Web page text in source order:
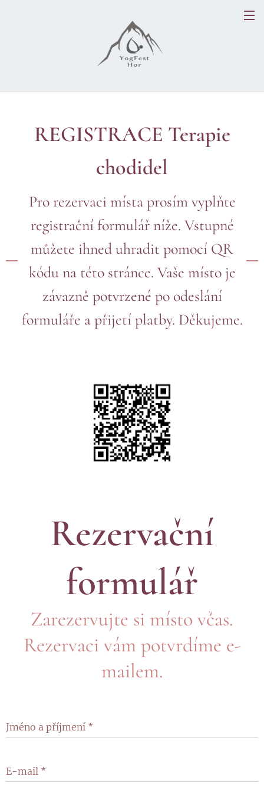
REGISTRACE Terapie
chodidel
Pro rezervaci místa prosím vyplňte
registrační formulář níže. Vstupné
můžete ihned uhradit pomocí QR
kódu na této stránce. Vaše místo je
závazně potvrzené po odeslání
formuláře a přijetí platby. Děkujeme.
Rezervační
formulář
Zarezervujte si místo včas.
Rezervaci vám potvrdíme e-
mailem.
Jméno a příjmení
E-mail